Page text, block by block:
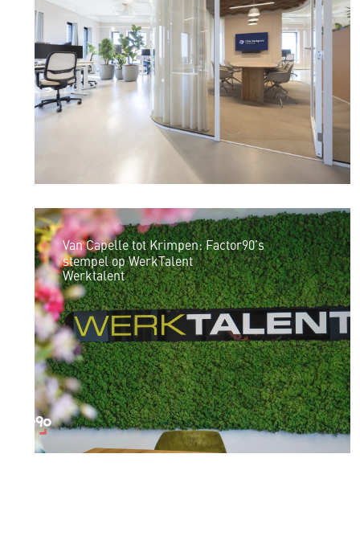
Van Capelle tot Krimpen: Factor90’s
stempel op WerkTalent
Werktalent